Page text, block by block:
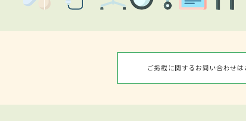
ご掲載に関するお問い合わせは